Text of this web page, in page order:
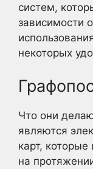
систем,
зависимости
некоторых
Что они
являются
карт, которые
на